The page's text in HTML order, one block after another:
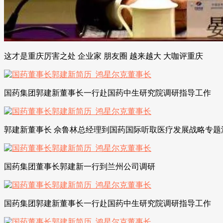
这才是重庆厉害之处 企业家 朋友圈 越来越大 大咖评重庆
国药集团郭建新董事长一行赴国药中生研究院调研指导工作
郭建新董事长 佘鲁林总经理到国药国际听取医疗发展战略专题
国药集团董事长郭建新一行到兰州公司调研
国药集团郭建新董事长一行赴国药中生研究院调研指导工作